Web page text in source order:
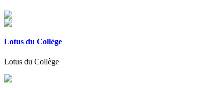
Lotus du Collège
Lotus du Collège